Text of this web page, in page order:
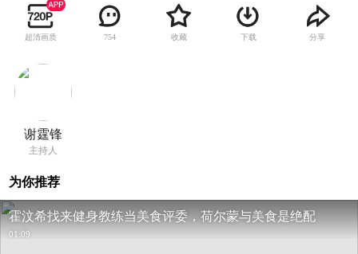
球美食大冒险。届时，节目不仅会展现全球厨艺
高手之间的美食较量，也会带着观众一起探索充
满魅力的异国人文风情。
超清画质 754 收藏 下载 分享
谢霆锋
主持人
为你推荐
霍汶希找来健身教练当美食评委，荷尔蒙与美食是绝配
01:09